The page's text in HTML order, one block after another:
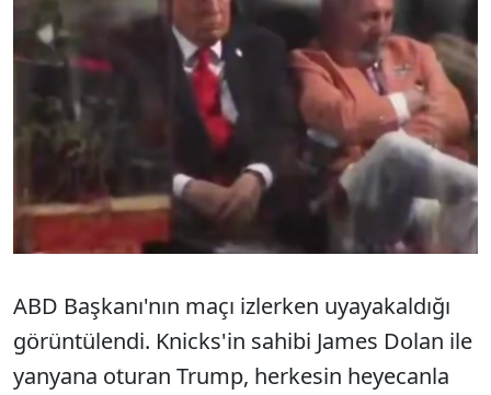
ABD Başkanı'nın maçı izlerken uyayakaldığı
görüntülendi. Knicks'in sahibi James Dolan ile
yanyana oturan Trump, herkesin heyecanla